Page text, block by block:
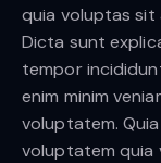
quia voluptas
Dicta sunt
tempor
enim minim
voluptatem.
voluptatem